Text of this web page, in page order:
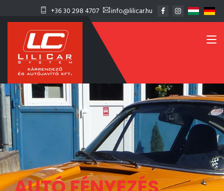
+36 30 298 4707 info@lilicar.hu